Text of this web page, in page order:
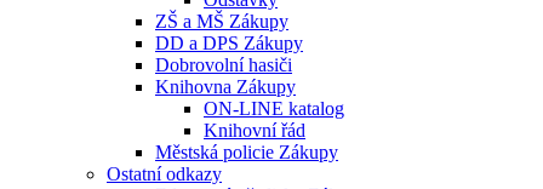
ZŠ a MŠ Zákupy
DD a DPS Zákupy
Dobrovolní hasiči
Knihovna Zákupy
ON-LINE katalog
Knihovní řád
Městská policie Zákupy
Ostatní odkazy